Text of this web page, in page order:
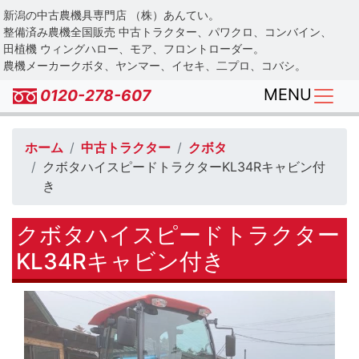
Skip
to
main
content
新潟の中古農機具専門店 （株）あんてい。
整備済み農機全国販売 中古トラクター、パワクロ、コンバイン、
田植機 ウィングハロー、モア、フロントローダー。
農機メーカークボタ、ヤンマー、イセキ、二プロ、コバシ。
0120-278-607 MENU
ホーム 中古トラクター
クボタ
クボタハイスピードトラクターKL34Rキャビン付
き
クボタハイスピードトラクター
KL34Rキャビン付き